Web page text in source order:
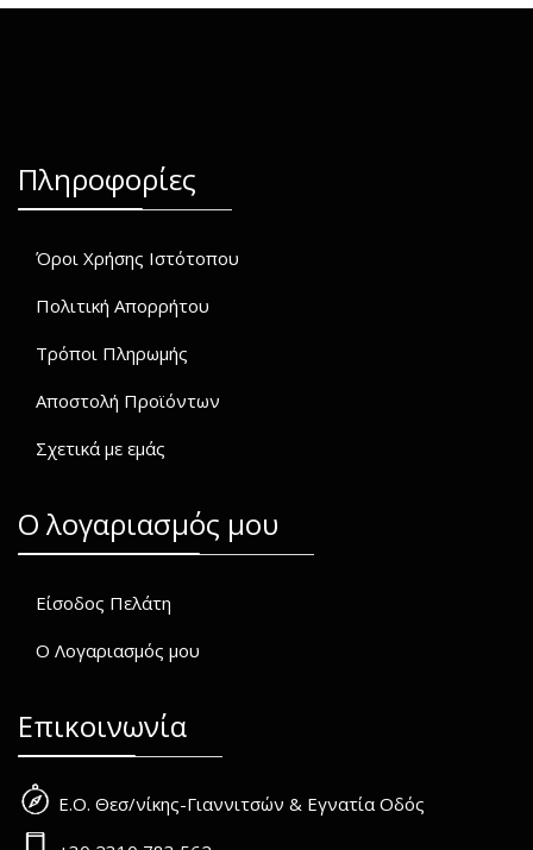
Πληροφορίες
Όροι Χρήσης Ιστότοπου
Πολιτική Απορρήτου
Τρόποι Πληρωμής
Αποστολή Προϊόντων
Σχετικά με εμάς
O λογαριασμός μου
Είσοδος Πελάτη
Ο Λογαριασμός μου
Επικοινωνία
Ε.Ο. Θεσ/νίκης-Γιαννιτσών & Εγνατία Οδός